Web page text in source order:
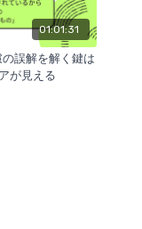
01:01:31
誤解を解く鍵は
が見える